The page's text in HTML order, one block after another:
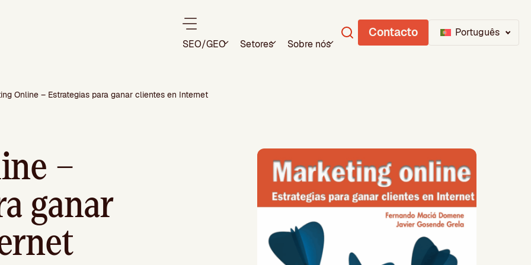
SEO/GEO Setores Sobre nós
Contacto Português
Online – Estrategias para ganar clientes en Internet
–
ganar